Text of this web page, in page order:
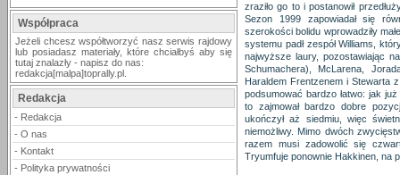
Współpraca
Jeżeli chcesz współtworzyć nasz serwis rajdowy
lub posiadasz materiały, które chciałbyś aby się
tutaj znalazły - napisz do nas:
redakcja[malpa]toprally.pl.
Redakcja
- Redakcja
- O nas
- Kontakt
- Polityka prywatności
zraziło go to i postanowił
Sezon 1999 zapowiadał się
szerokości bolidu wprowadziły
systemu padł zespół Williams,
najwyższe laury, pozostawiając
Schumachera), McLarena,
Haraldem Frentzenem i Stewarta
podsumować bardzo łatwo: jak
to zajmował bardzo dobre
ukończył aż siedmiu, więc
niemożliwy. Mimo dwóch
razem musi zadowolić się
Tryumfuje ponownie Hakkinen, na